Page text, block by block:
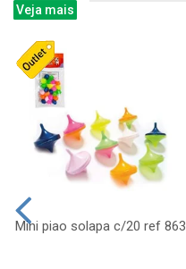
Veja mais
Mini piao solapa c/20 ref 863